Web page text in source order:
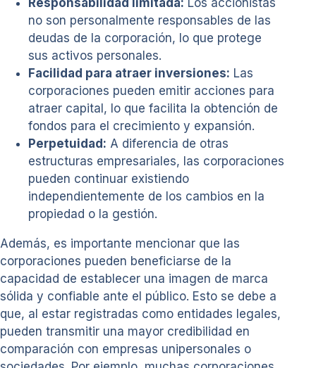
no son personalmente responsables de las
deudas de la corporación, lo que protege
sus activos personales.
Facilidad para atraer inversiones: Las
corporaciones pueden emitir acciones para
atraer capital, lo que facilita la obtención de
fondos para el crecimiento y expansión.
Perpetuidad: A diferencia de otras
estructuras empresariales, las corporaciones
pueden continuar existiendo
independientemente de los cambios en la
propiedad o la gestión.
Además, es importante mencionar que las
corporaciones pueden beneficiarse de la
capacidad de establecer una imagen de marca
sólida y confiable ante el público. Esto se debe a
que, al estar registradas como entidades legales,
pueden transmitir una mayor credibilidad en
comparación con empresas unipersonales o